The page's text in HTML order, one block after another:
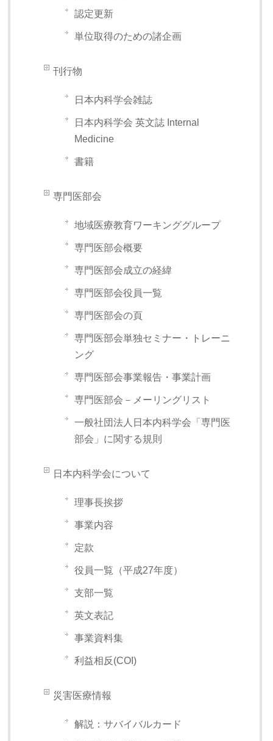
認定更新
単位取得のための諸企画
刊行物
日本内科学会雑誌
日本内科学会 英文誌 Internal
Medicine
書籍
専門医部会
地域医療教育ワーキンググループ
専門医部会概要
専門医部会成立の経緯
専門医部会役員一覧
専門医部会の頁
専門医部会単独セミナー・トレーニ
ング
専門医部会事業報告・事業計画
専門医部会－メーリングリスト
一般社団法人日本内科学会「専門医
部会」に関する規則
日本内科学会について
理事長挨拶
事業内容
定款
役員一覧（平成27年度）
支部一覧
英文表記
事業資料集
利益相反(COI)
災害医療情報
解説：サバイバルカード